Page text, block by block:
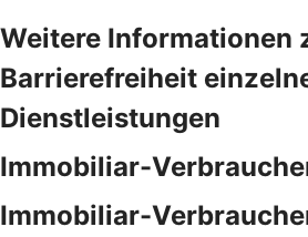
Weitere Informationen
Barrierefreiheit
Dienstleistungen
Immobiliar-
Immobiliar-